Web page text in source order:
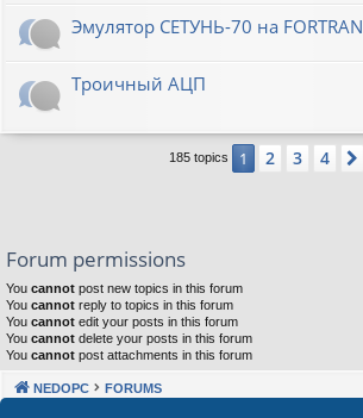
Эмулятор СЕТУНЬ-70 на FORTRAN
Троичный АЦП
185 topics 1 2 3 4
Forum permissions
You cannot post new topics in this forum
You cannot reply to topics in this forum
You cannot edit your posts in this forum
You cannot delete your posts in this forum
You cannot post attachments in this forum
NEDOPC FORUMS